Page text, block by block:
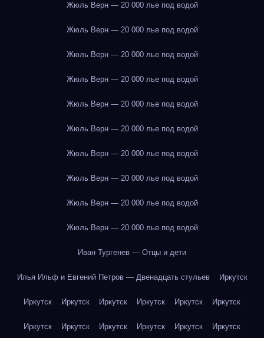
Жюль Верн — 20 000 лье под водой
Жюль Верн — 20 000 лье под водой
Жюль Верн — 20 000 лье под водой
Жюль Верн — 20 000 лье под водой
Жюль Верн — 20 000 лье под водой
Жюль Верн — 20 000 лье под водой
Жюль Верн — 20 000 лье под водой
Жюль Верн — 20 000 лье под водой
Жюль Верн — 20 000 лье под водой
Жюль Верн — 20 000 лье под водой
Иван Тургенев — Отцы и дети
Илья Ильф и Евгений Петров — Двенадцать стульев Иркутск
Иркутск Иркутск Иркутск Иркутск Иркутск Иркутск
Иркутск Иркутск Иркутск Иркутск Иркутск Иркутск